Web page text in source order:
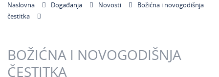
Naslovna Događanja Novosti
Božićna i novogodišnja
čestitka
BOŽIĆNA I NOVOGODIŠNJA
ČESTITKA